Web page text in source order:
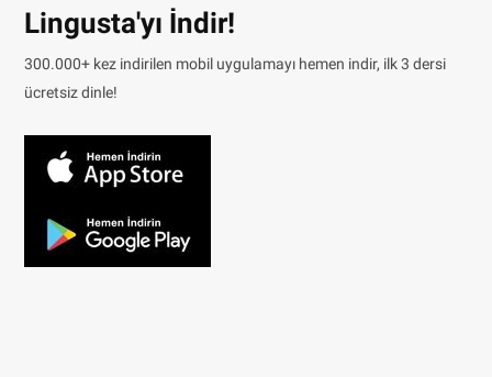
Lingusta'yı İndir!
300.000+ kez indirilen mobil uygulamayı hemen indir, ilk 3 dersi
ücretsiz dinle!